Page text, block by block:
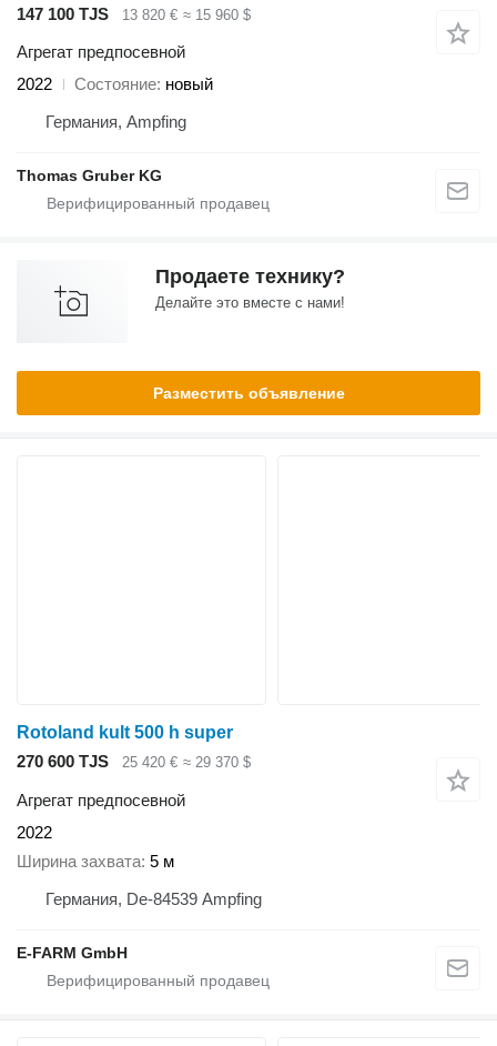
147 100 TJS
13 820 € ≈ 15 960 $
Агрегат предпосевной
2022
Состояние новый
Германия, Ampfing
Thomas Gruber KG
Продаете технику?
Делайте это вместе с нами!
Разместить объявление
Rotoland kult 500 h super
270 600 TJS
25 420 € ≈ 29 370 $
Агрегат предпосевной
2022
Ширина захвата 5 м
Германия, De-84539 Ampfing
E-FARM GmbH